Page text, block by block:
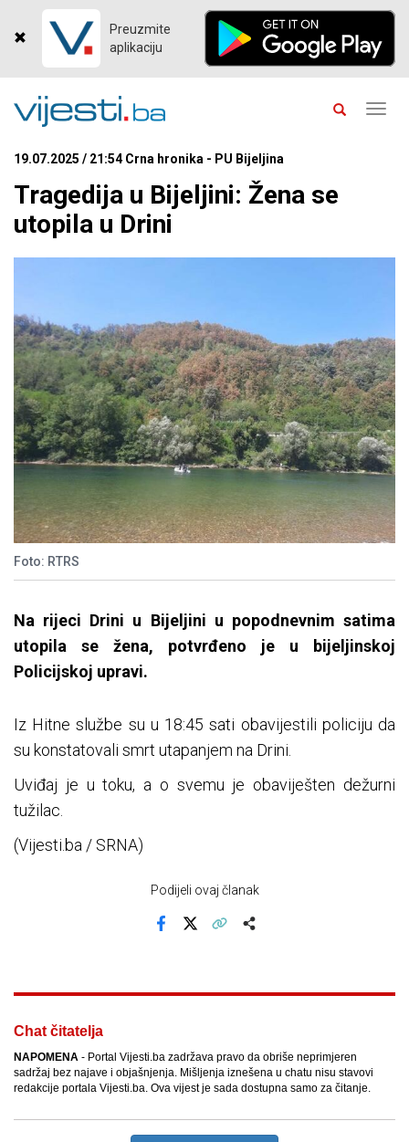
Preuzmite
aplikaciju
19.07.2025 / 21:54 Crna hronika - PU Bijeljina
Tragedija u Bijeljini: Žena se
utopila u Drini
Foto: RTRS
Na rijeci Drini u Bijeljini u popodnevnim satima
utopila se žena, potvrđeno je u bijeljinskoj
Policijskoj upravi.
Iz Hitne službe su u 18:45 sati obavijestili policiju da
su konstatovali smrt utapanjem na Drini.
Uviđaj je u toku, a o svemu je obaviješten dežurni
tužilac.
(Vijesti.ba / SRNA)
Podijeli ovaj članak
Chat čitatelja
NAPOMENA - Portal Vijesti.ba zadržava pravo da obriše neprimjeren
sadržaj bez najave i objašnjenja. Mišljenja iznešena u chatu nisu stavovi
redakcije portala Vijesti.ba. Ova vijest je sada dostupna samo za čitanje.